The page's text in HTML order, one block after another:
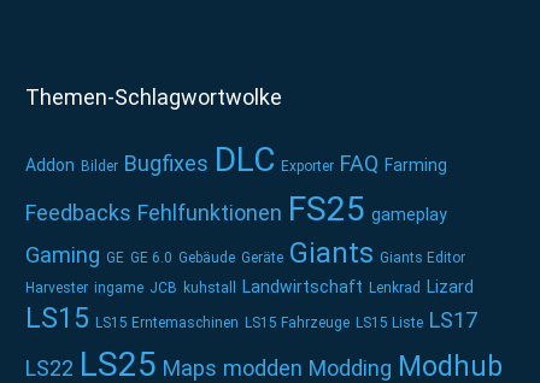
Themen-Schlagwortwolke
Addon Bilder Bugfixes DLC Exporter FAQ Farming
Feedbacks Fehlfunktionen FS25 gameplay
Gaming GE GE 6.0 Gebäude Geräte Giants Giants Editor
Harvester ingame JCB kuhstall Landwirtschaft Lenkrad Lizard
LS15 LS15 Erntemaschinen LS15 Fahrzeuge LS15 Liste LS17
LS22 LS25 Maps modden Modding Modhub